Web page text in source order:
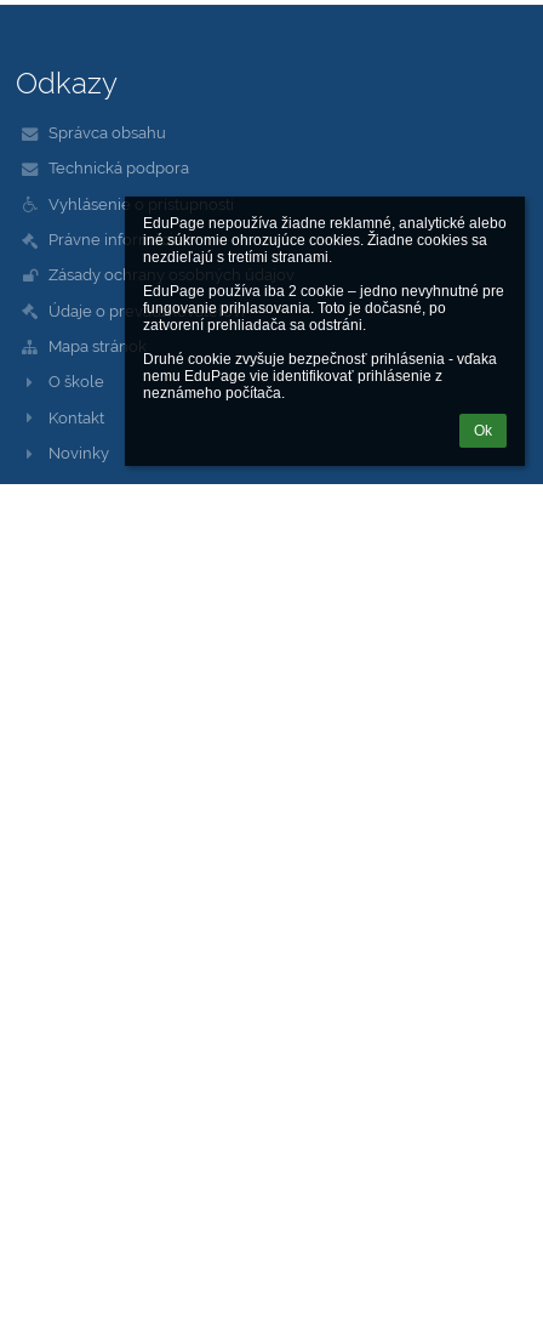
EduPage nepoužíva žiadne reklamné, analytické alebo
iné súkromie ohrozujúce cookies. Žiadne cookies sa
nezdieľajú s tretími stranami.
EduPage používa iba 2 cookie – jedno nevyhnutné pre
fungovanie prihlasovania. Toto je dočasné, po
zatvorení prehliadača sa odstráni.
Druhé cookie zvyšuje bezpečnosť prihlásenia - vďaka
nemu EduPage vie identifikovať prihlásenie z
neznámeho počítača.
Ok
Odkazy
Správca obsahu
Technická podpora
Vyhlásenie o prístupnosti
Právne informácie
Zásady ochrany osobných údajov
Údaje o prevádzkovateľovi
Mapa stránok
O škole
Kontakt
Novinky